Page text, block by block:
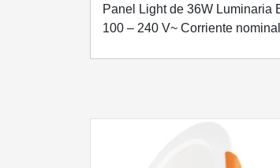
Panel Light de 36W Luminaria
100 – 240 V~ Corriente